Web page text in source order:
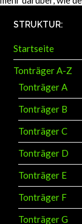
STRUKTUR:
Startseite
Tonträger A-Z
Tonträger A
Tonträger B
Tonträger C
Tonträger D
Tonträger E
Tonträger F
Tonträger G